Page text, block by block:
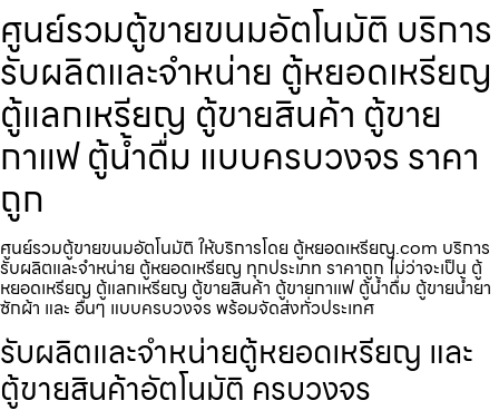
ศูนย์รวมตู้ขายขนม​อัตโนมัติ บริการ
รับผลิตและจำหน่าย ตู้หยอดเหรียญ
ตู้แลกเหรียญ ตู้ขายสินค้า ตู้ขาย
กาแฟ ตู้น้ำดื่ม แบบครบวงจร ราคา
ถูก
ศูนย์รวมตู้ขายขนม​อัตโนมัติ ให้บริการโดย ตู้หยอดเหรียญ.com บริการ
รับผลิตและจำหน่าย ตู้หยอดเหรียญ ทุกประเภท ราคาถูก ไม่ว่าจะเป็น ตู้
หยอดเหรียญ ตู้แลกเหรียญ ตู้ขายสินค้า ตู้ขายกาแฟ ตู้น้ำดื่ม ตู้ขายน้ำยา
ซักผ้า และ อื่นๆ แบบครบวงจร พร้อมจัดส่งทั่วประเทศ
รับผลิตและจำหน่ายตู้หยอดเหรียญ และ
ตู้ขายสินค้าอัตโนมัติ ครบวงจร